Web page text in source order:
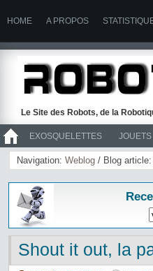
HOME A PROPOS
Le Site des Robots, de la
EXOSQUELETTES
>> ROBOTS
Navigation: Weblog / Blog
Shout it out, la